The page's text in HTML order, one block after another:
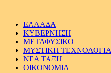
ΕΛΛΑΔΑ
ΚΥΒΕΡΝΗΣΗ
ΜΕΤΑΦΥΣΙΚΟ
ΜΥΣΤΙΚΗ ΤΕΧΝΟΛΟΓΙΑ
ΝΕΑ ΤΑΞΗ
ΟΙΚΟΝΟΜΙΑ